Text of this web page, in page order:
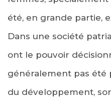
été, en grande partie,
Dans une société
ont le pouvoir
généralement pas été
du développement,